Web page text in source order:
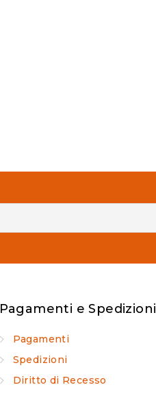
Pagamenti e Spedizioni
Pagamenti
Spedizioni
Diritto di Recesso